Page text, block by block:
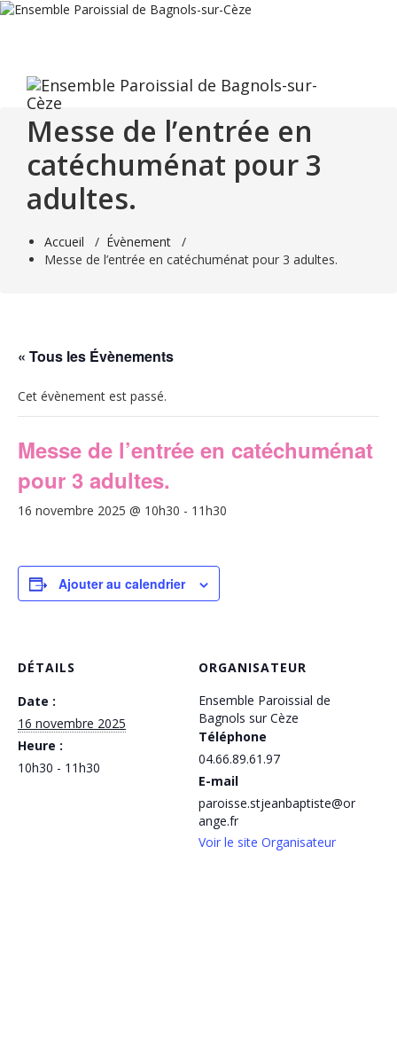
Aller
Messe de l’entrée en
catéchuménat pour 3
adultes.
Accueil / Évènement /
Messe de l’entrée en catéchuménat pour 3 adultes.
« Tous les Évènements
Cet évènement est passé.
Messe de l’entrée en catéchuménat
pour 3 adultes.
16 novembre 2025 @ 10h30 - 11h30
Ajouter au calendrier
DÉTAILS
Date :
16 novembre 2025
Heure :
10h30 - 11h30
ORGANISATEUR
Ensemble Paroissial de
Bagnols sur Cèze
Téléphone
04.66.89.61.97
E-mail
paroisse.stjeanbaptiste@or
ange.fr
Voir le site Organisateur